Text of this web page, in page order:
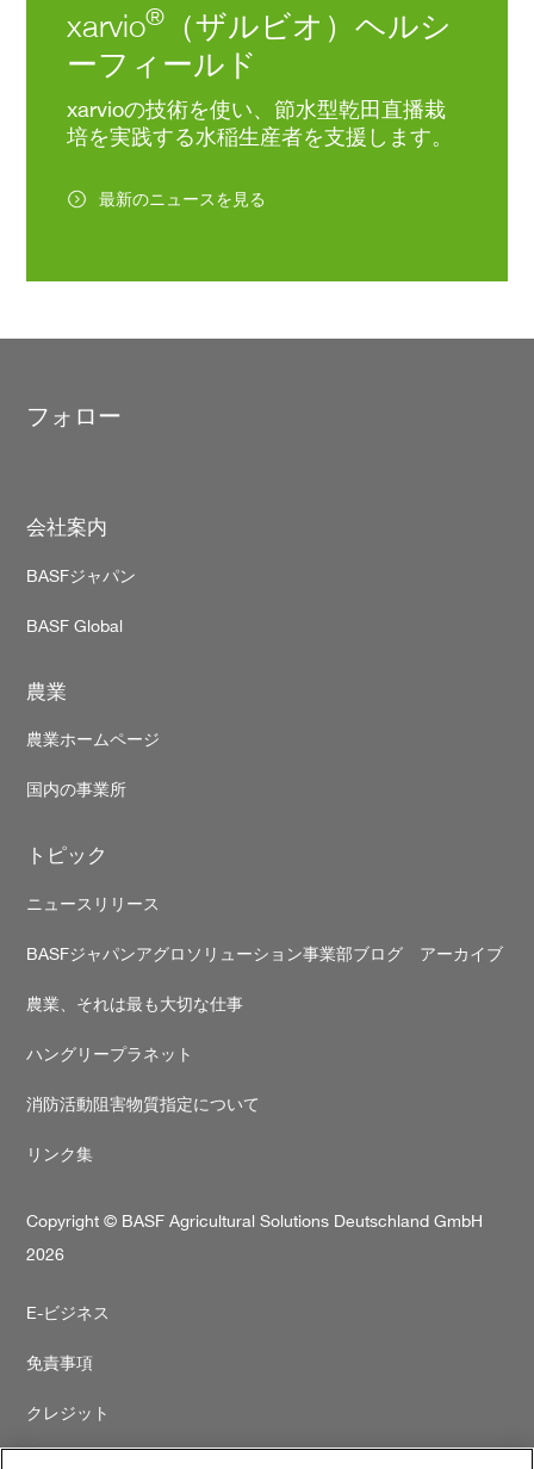
xarvio®
（ザルビオ）ヘルシ
ーフィールド
xarvioの技術を使い、節水型乾田直播栽
培を実践する水稲生産者を支援します。
最新のニュースを見る
フォロー
Footer
会社案内
BASFジャパン
BASF Global
農業
農業ホームページ
国内の事業所
トピック
ニュースリリース
BASFジャパンアグロソリューション事業部ブログ アーカイブ
農業、それは最も大切な仕事
ハングリープラネット
消防活動阻害物質指定について
リンク集
Copyright © BASF Agricultural Solutions Deutschland GmbH
2026
Secondary
footer
E-ビジネス
免責事項
クレジット